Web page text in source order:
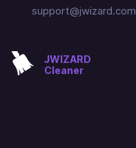
JWIZARD
Cleaner
support@jwizard.com